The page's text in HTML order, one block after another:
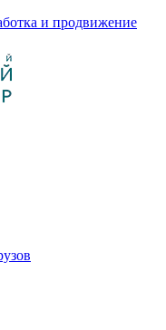
и продвижение